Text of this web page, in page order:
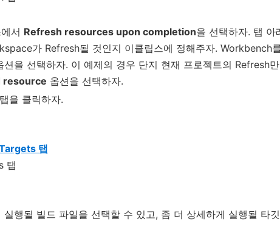
서 Refresh resources upon completion을 선택하자. 탭
가 Refresh될 것인지 이클립스에 정해주자. Workbench
션을 선택하자. 이 예제의 경우 단지 현재 프로젝트의 Refresh
resource 옵션을 선택하자.
탭을 클릭하자.
탭
실행될 빌드 파일을 선택할 수 있고, 좀 더 상세하게 실행될 타